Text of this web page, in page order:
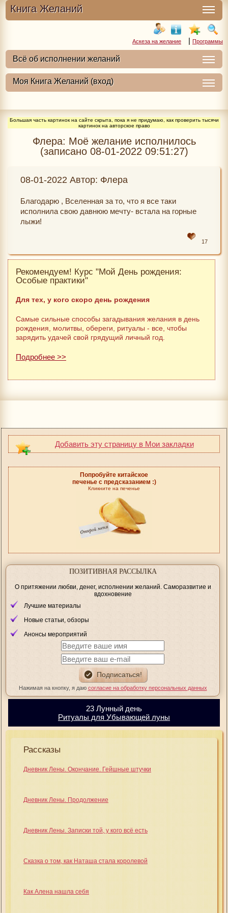
Книга Желаний
Аскеза на желание | Программы
Большая часть картинок на сайте скрыта, пока я не придумаю, как проверить тысячи
картинок на авторское право
Флера: Моё желание исполнилось
(записано 08-01-2022 09:51:27)
08-01-2022 Автор: Флера
Благодарю , Вселенная за то, что я все таки
исполнила свою давнюю мечту- встала на горные
лыжи!
17
Рекомендуем! Курс "Мой День рождения:
Особые практики"
Для тех, у кого скоро день рождения
Самые сильные способы загадывания желания в день
рождения, молитвы, обереги, ритуалы - все, чтобы
зарядить удачей свой грядущий личный год.
Подробнее >>
Добавить эту страницу в Мои закладки
Попробуйте китайское
печенье с предсказанием :)
Кликните на печенье
ПОЗИТИВНАЯ РАССЫЛКА
О притяжении любви, денег, исполнении желаний. Саморазвитие и
вдохновение
Лучшие материалы
Новые статьи, обзоры
Анонсы мероприятий
Нажимая на кнопку, я даю согласие на обработку персональных данных
23 Лунный день
Ритуалы для Убывающей луны
Рассказы
Дневник Лены. Окончание. Гейшные штучки
Дневник Лены. Продолжение
Дневник Лены. Записки той, у кого всё есть
Сказка о том, как Наташа стала королевой
Как Алена нашла себя